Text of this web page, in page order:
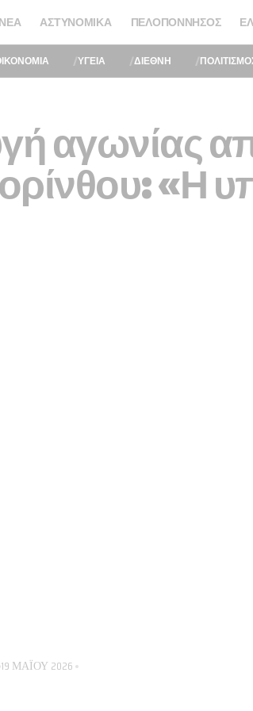
ΑΣΤΥΝΟΜΙΚΆ ΠΕΛΟΠΌΝΝΗΣΟΣ
ΥΓΕΙΑ ΔΙΕΘΝΗ
αγωνίας
«Η
19 ΜΑΪ́ΟΥ 2026